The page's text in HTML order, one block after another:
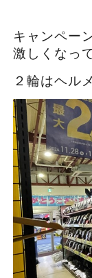
キャンペー
激しくなっ
２輪はヘル